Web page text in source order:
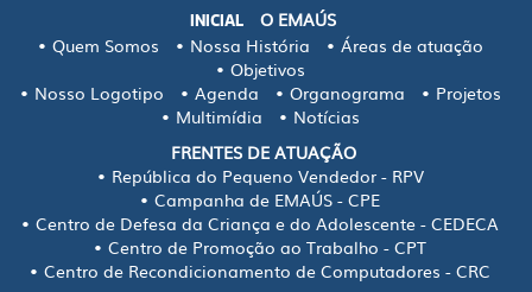
INICIAL
O EMAÚS
Quem Somos
Nossa História
Áreas de atuação
Objetivos
Nosso Logotipo
Agenda Organograma
Projetos
Multimídia
Notícias
FRENTES DE ATUAÇÃO
República do Pequeno Vendedor - RPV
Campanha de EMAÚS - CPE
Centro de Defesa da Criança e do Adolescente - CEDECA
Centro de Promoção ao Trabalho - CPT
Centro de Recondicionamento de Computadores - CRC